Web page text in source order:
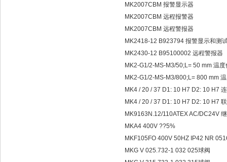
MK2007CBM 报警显示器
MK2007CBM 远程报警器
MK2007CBM 远程警报器
MK2418-12 B923794 报警显示和测
MK2430-12 B95100002 远程警报器
MK2-G1/2-MS-M3/50;L= 50 mm 温度
MK2-G1/2-MS-M3/800;L= 800 mm
MK4 / 20 / 37 D1: 10 H7 D2: 10 H7
MK4 / 20 / 37 D1: 10 H7 D2: 10 H7
MK9163N.12/110ATEX AC/DC24V
MKA4 400V ??5%
MKF105FO 400V 50HZ IP42 NR
MKG V 025.732-1 032 025球阀